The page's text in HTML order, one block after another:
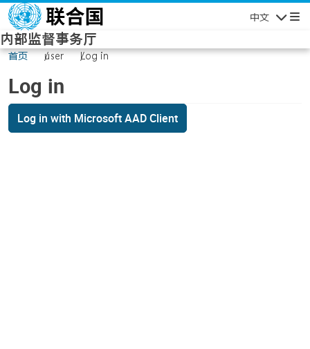
Skip to main content
中文
内部监督事务厅
首页 user Log in
Log in
Log in with Microsoft AAD Client